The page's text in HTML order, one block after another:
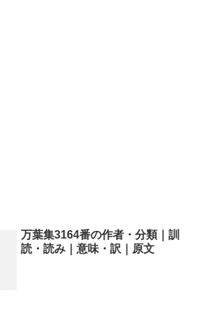
万葉集3164番の作者・分類｜訓
読・読み｜意味・訳｜原文